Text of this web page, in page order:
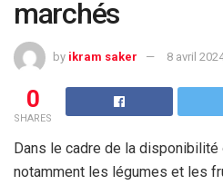
marchés
by ikram saker 8 avril
0
SHARES
Dans le cadre de la
notamment les légumes et les